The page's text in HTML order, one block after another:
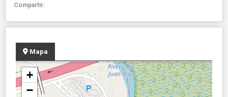
Compartir:
Mapa
+
−